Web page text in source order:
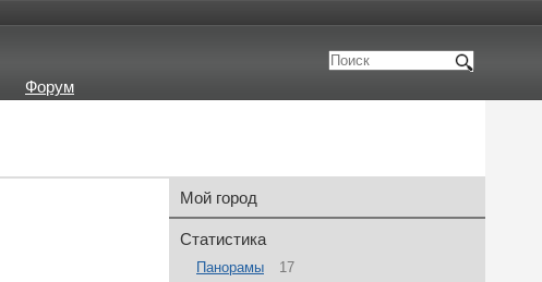
Форум
Мой город
Статистика
Панорамы
17